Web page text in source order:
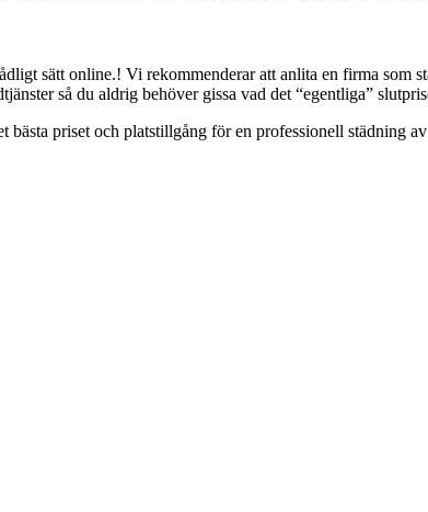
sätt online.! Vi rekommenderar att anlita en firma som
så du aldrig behöver gissa vad det “egentliga”
priset och platstillgång för en professionell städning